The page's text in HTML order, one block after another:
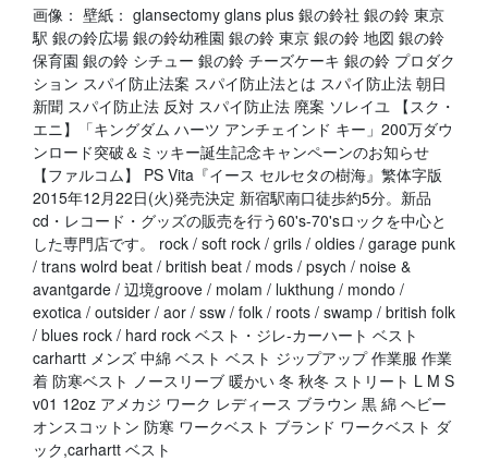
画像： 壁紙： glansectomy glans plus 銀の鈴社 銀の鈴 東京
駅 銀の鈴広場 銀の鈴幼稚園 銀の鈴 東京 銀の鈴 地図 銀の鈴
保育園 銀の鈴 シチュー 銀の鈴 チーズケーキ 銀の鈴 プロダク
ション スパイ防止法案 スパイ防止法とは スパイ防止法 朝日
新聞 スパイ防止法 反対 スパイ防止法 廃案 ソレイユ 【スク・
エニ】「キングダム ハーツ アンチェインド キー」200万ダウ
ンロード突破＆ミッキー誕生記念キャンペーンのお知らせ
【ファルコム】 PS Vita『イース セルセタの樹海』繁体字版
2015年12月22日(火)発売決定 新宿駅南口徒歩約5分。新品
cd・レコード・グッズの販売を行う60's-70'sロックを中心と
した専門店です。 rock / soft rock / grils / oldies / garage punk
/ trans wolrd beat / british beat / mods / psych / noise &
avantgarde / 辺境groove / molam / lukthung / mondo /
exotica / outsider / aor / ssw / folk / roots / swamp / british folk
/ blues rock / hard rock ベスト・ジレ-カーハート ベスト
carhartt メンズ 中綿 ベスト ベスト ジップアップ 作業服 作業
着 防寒ベスト ノースリーブ 暖かい 冬 秋冬 ストリート L M S
v01 12oz アメカジ ワーク レディース ブラウン 黒 綿 ヘビー
オンスコットン 防寒 ワークベスト ブランド ワークベスト ダ
ック,carhartt ベスト